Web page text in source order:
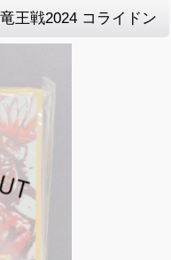
王戦2024 コライドン